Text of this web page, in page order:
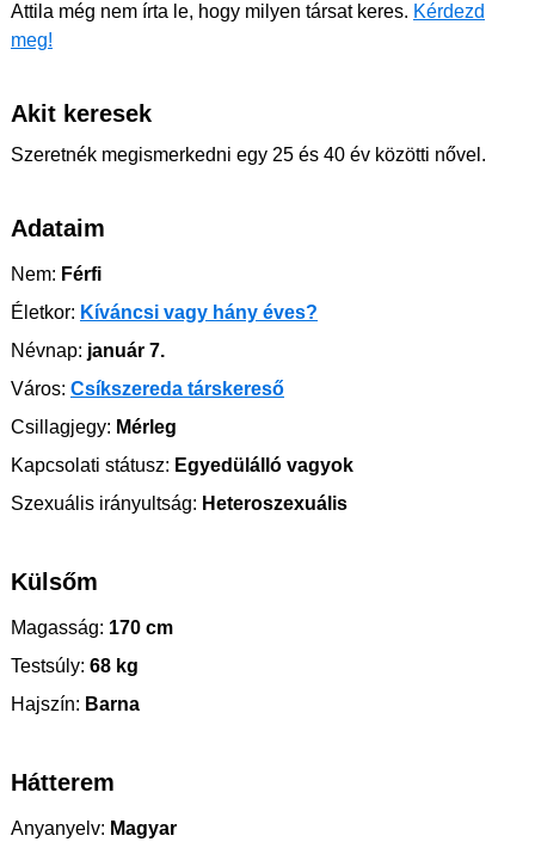
Attila még nem írta le, hogy milyen társat keres. Kérdezd
meg!
Akit keresek
Szeretnék megismerkedni egy 25 és 40 év közötti nővel.
Adataim
Nem: Férfi
Életkor: Kíváncsi vagy hány éves?
Névnap: január 7.
Város: Csíkszereda társkereső
Csillagjegy: Mérleg
Kapcsolati státusz: Egyedülálló vagyok
Szexuális irányultság: Heteroszexuális
Külsőm
Magasság: 170 cm
Testsúly: 68 kg
Hajszín: Barna
Hátterem
Anyanyelv: Magyar